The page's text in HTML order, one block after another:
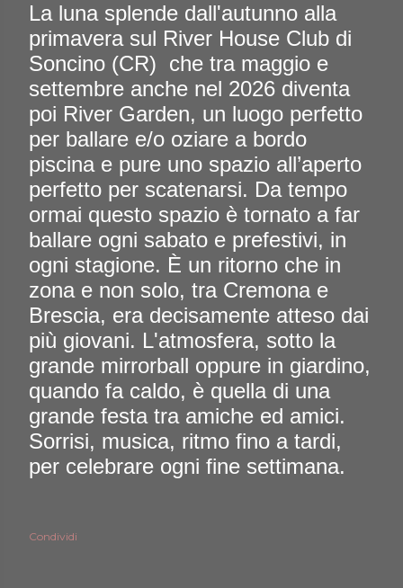
La luna splende dall'autunno alla
primavera sul River House Club di
Soncino (CR) che tra maggio e
settembre anche nel 2026 diventa
poi River Garden, un luogo perfetto
per ballare e/o oziare a bordo
piscina e pure uno spazio all’aperto
perfetto per scatenarsi. Da tempo
ormai questo spazio è tornato a far
ballare ogni sabato e prefestivi, in
ogni stagione. È un ritorno che in
zona e non solo, tra Cremona e
Brescia, era decisamente atteso dai
più giovani. L'atmosfera, sotto la
grande mirrorball oppure in giardino,
quando fa caldo, è quella di una
grande festa tra amiche ed amici.
Sorrisi, musica, ritmo fino a tardi,
per celebrare ogni fine settimana.
Condividi